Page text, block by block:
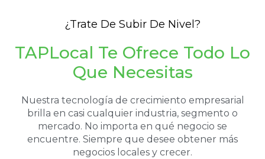
¿Trate De Subir De Nivel?
TAPLocal Te Ofrece Todo Lo
Que Necesitas
Nuestra tecnología de crecimiento empresarial
brilla en casi cualquier industria, segmento o
mercado. No importa en qué negocio se
encuentre. Siempre que desee obtener más
negocios locales y crecer.